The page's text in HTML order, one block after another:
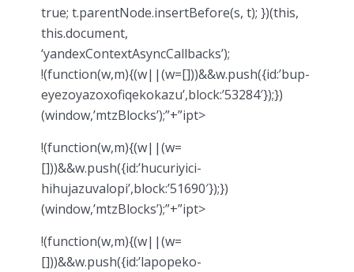
true; t.parentNode.insertBefore(s, t); })(this,
this.document,
‘yandexContextAsyncCallbacks’);
!(function(w,m){(w||(w=[]))&&w.push({id:’bup-
eyezoyazoxofiqekokazu’,block:’53284′});})
(window,’mtzBlocks’);”+”ipt>
!(function(w,m){(w||(w=
[]))&&w.push({id:’hucuriyici-
hihujazuvalopi’,block:’51690′});})
(window,’mtzBlocks’);”+”ipt>
!(function(w,m){(w||(w=
[]))&&w.push({id:’lapopeko-